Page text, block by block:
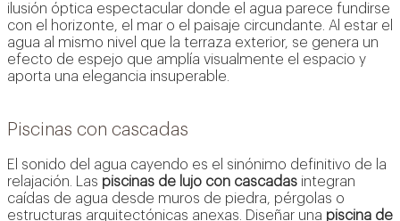
ilusión óptica espectacular donde el agua parece fundirse
con el horizonte, el mar o el paisaje circundante. Al estar el
agua al mismo nivel que la terraza exterior, se genera un
efecto de espejo que amplía visualmente el espacio y
aporta una elegancia insuperable.
Piscinas con cascadas
El sonido del agua cayendo es el sinónimo definitivo de la
relajación. Las piscinas de lujo con cascadas integran
caídas de agua desde muros de piedra, pérgolas o
estructuras arquitectónicas anexas. Diseñar una piscina de